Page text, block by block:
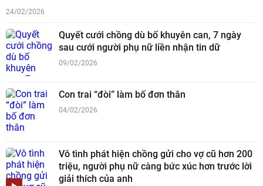
24/02/2026
Quyết cưới chồng dù bố khuyên can, 7 ngày
sau cưới người phụ nữ liền nhận tin dữ
09/02/2026
Con trai “đòi” làm bố đơn thân
04/02/2026
Vô tình phát hiện chồng gửi cho vợ cũ hơn 200
triệu, người phụ nữ càng bức xúc hơn trước lời
giải thích của anh